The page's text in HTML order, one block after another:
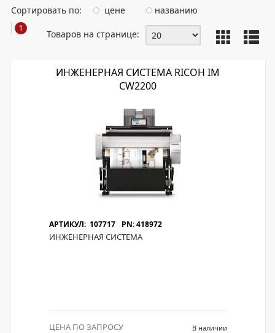
Сортировать по: цене
названию
1
Товаров на странице:
ИНЖЕНЕРНАЯ СИСТЕМА RICOH IM
CW2200
АРТИКУЛ: 107717 PN: 418972
ИНЖЕНЕРНАЯ СИСТЕМА
ЦЕНА ПО ЗАПРОСУ В наличии